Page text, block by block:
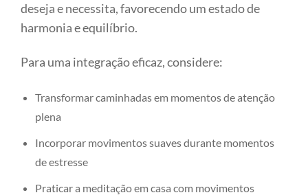
deseja e necessita, favorecendo um estado de
harmonia e equilíbrio.
Para uma integração eficaz, considere:
Transformar caminhadas em momentos de atenção
plena
Incorporar movimentos suaves durante momentos
de estresse
Praticar a meditação em casa com movimentos